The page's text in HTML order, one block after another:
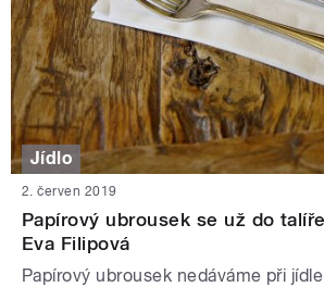
Jídlo
2. červen 2019
Papírový ubrousek se už do
Eva Filipová
Papírový ubrousek nedáváme při